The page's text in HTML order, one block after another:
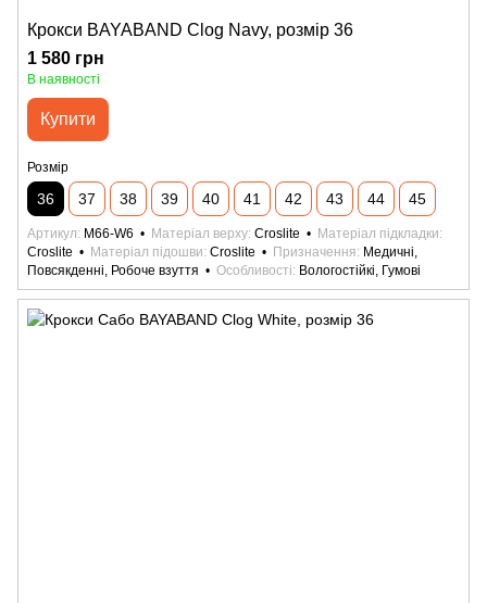
Крокси BAYABAND Clog Navy, розмір 36
1 580 грн
В наявності
Купити
Розмір
36 37 38 39 40 41 42 43 44 45
Артикул M66-W6 Матеріал верху Croslite
Матеріал підкладки
Croslite
Матеріал підошви Croslite Призначення
Медичні,
Повсякденні, Робоче взуття
Особливості Вологостійкі, Гумові